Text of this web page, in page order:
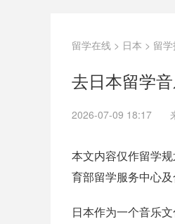
留学在线 > 日本 > 留
去日本留学
2026-07-09 18:17
本文内容仅作留学
育部留学服务中心及
日本作为一个音乐